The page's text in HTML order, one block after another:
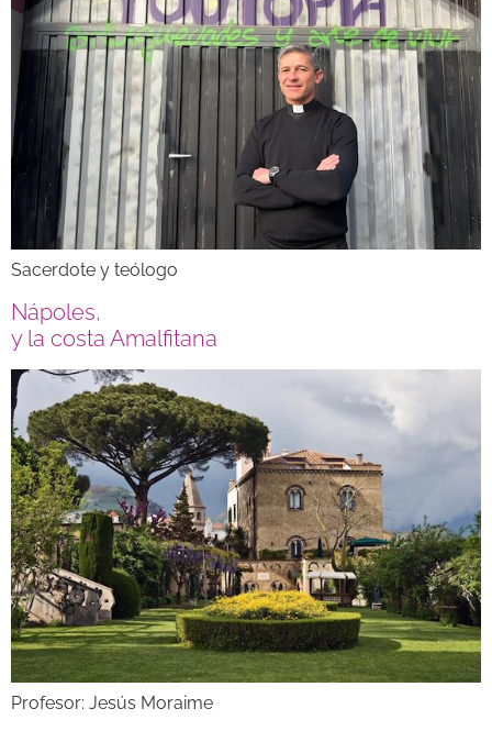
Sacerdote y teólogo
Nápoles,
y la costa Amalfitana
Profesor: Jesús Moraime